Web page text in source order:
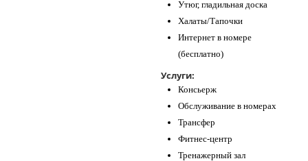
Утюг, гладильная доска
Халаты/Тапочки
Интернет в номере
(бесплатно)
Услуги:
Консьерж
Обслуживание в номерах
Трансфер
Фитнес-центр
Тренажерный зал